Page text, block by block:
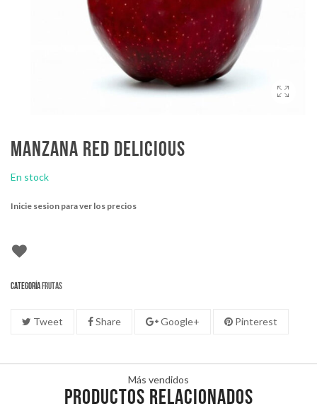
Manzana red delicious
En stock
Inicie sesion para ver los precios
CategoríaFrutas
Tweet Share Google+ Pinterest
Más vendidos
PRODUCTOS RELACIONADOS